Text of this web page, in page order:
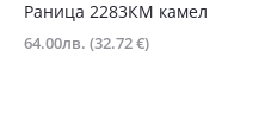
Раница 2283КМ камел
64.00лв. (32.72 €)